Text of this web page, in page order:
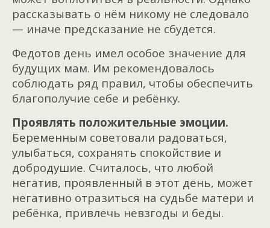
рассказывать о нём никому не следовало
— иначе предсказание не сбудется.
Федотов день имел особое значение для
будущих мам. Им рекомендовалось
соблюдать ряд правил, чтобы обеспечить
благополучие себе и ребёнку.
Проявлять положительные эмоции.
Беременным советовали радоваться,
улыбаться, сохранять спокойствие и
добродушие. Считалось, что любой
негатив, проявленный в этот день, может
негативно отразиться на судьбе матери и
ребёнка, привлечь невзгоды и беды.